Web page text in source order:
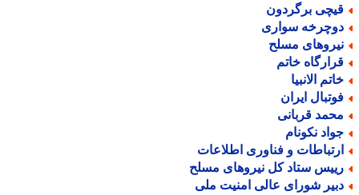
برگردون
سواری
مسلح
خاتم
الانبیا
ایران
قربانی
نکونام
و فناوری اطلاعات
ستاد کل نیروهای مسلح
شورای عالی امنیت ملی